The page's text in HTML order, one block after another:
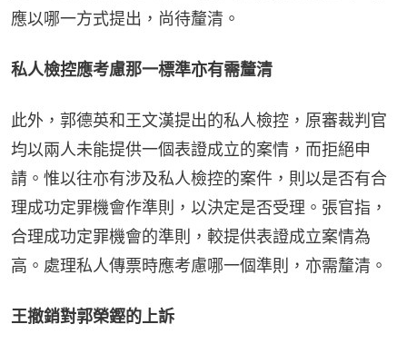
應以哪一方式提出，尚待釐清。
私人檢控應考慮那一標準亦有需釐清
此外，郭德英和王文漢提出的私人檢控，原審裁判官
均以兩人未能提供一個表證成立的案情，而拒絕申
請。惟以往亦有涉及私人檢控的案件，則以是否有合
理成功定罪機會作準則，以決定是否受理。張官指，
合理成功定罪機會的準則，較提供表證成立案情為
高。處理私人傳票時應考慮哪一個準則，亦需釐清。
王撤銷對郭榮鏗的上訴